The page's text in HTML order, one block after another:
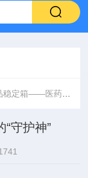
——医药行业中的“守护神”
守护神”